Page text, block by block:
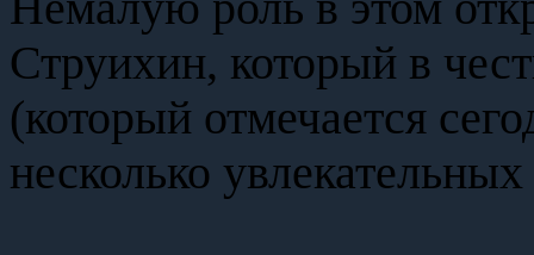
Струихин, который в
(который отмечается
несколько